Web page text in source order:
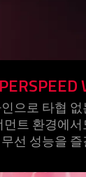
으로 타협
트 환경에
선 성능을 즐